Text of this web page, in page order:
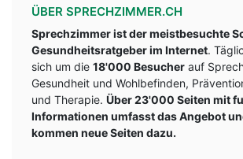
ÜBER SPRECHZIMMER.CH
Sprechzimmer ist der meistbesuchte
Gesundheitsratgeber im Internet.
sich um die 18'000 Besucher auf
Gesundheit und Wohlbefinden,
und Therapie. Über 23'000 Seiten mit
Informationen umfasst das Angebot
kommen neue Seiten dazu.